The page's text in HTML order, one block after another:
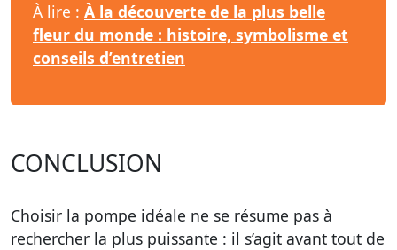
À lire : À la découverte de la plus belle
fleur du monde : histoire, symbolisme et
conseils d’entretien
CONCLUSION
Choisir la pompe idéale ne se résume pas à
rechercher la plus puissante : il s’agit avant tout de